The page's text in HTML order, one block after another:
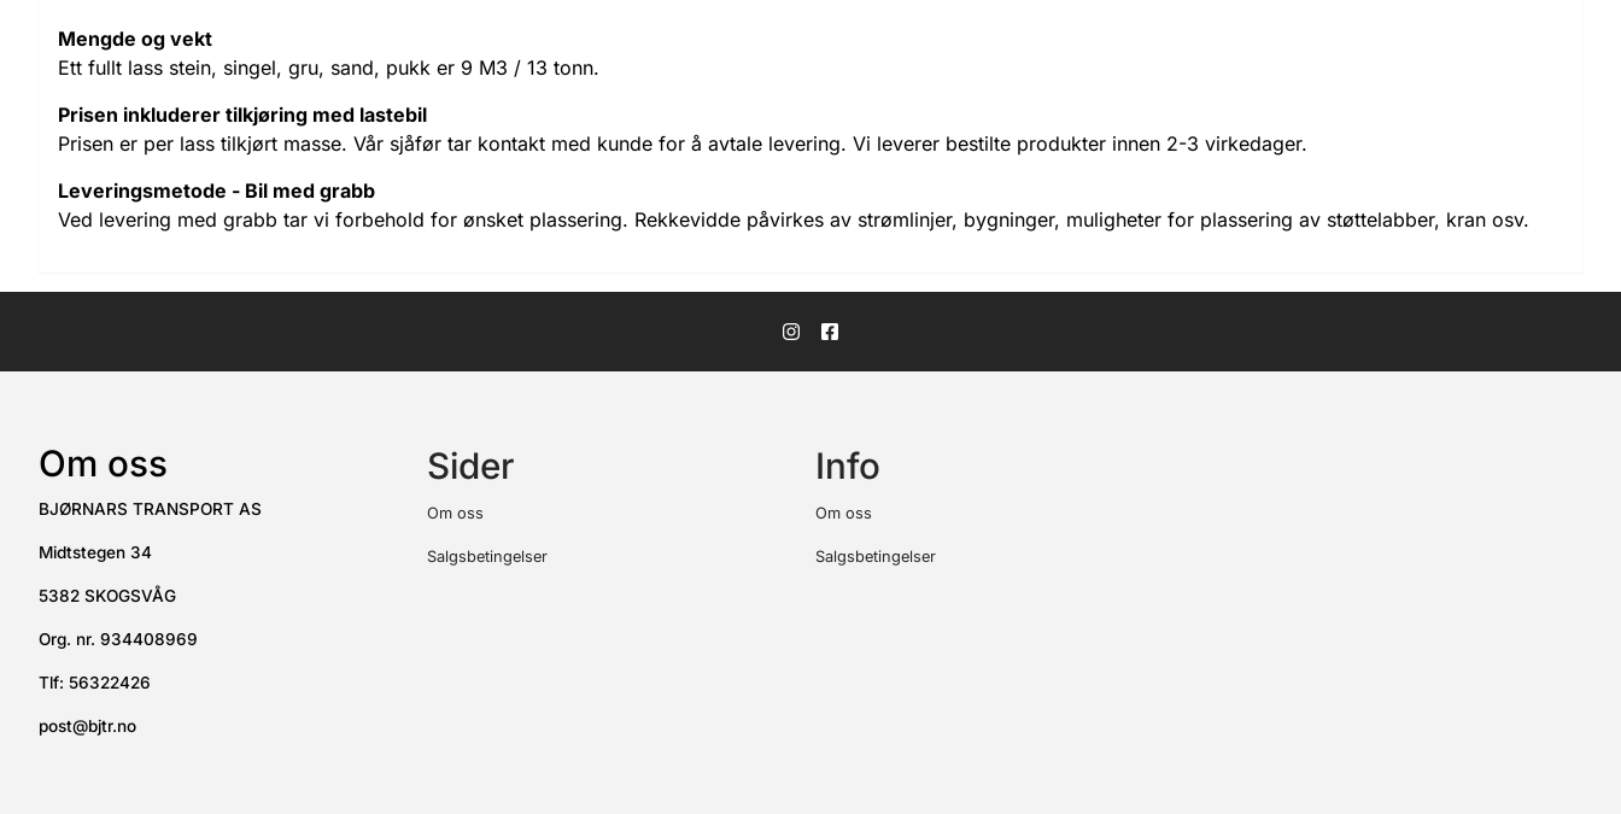
Mengde og vekt
Ett fullt lass stein, singel, gru, sand, pukk er 9 M3 / 13 tonn.
Prisen inkluderer tilkjøring med lastebil
Prisen er per lass tilkjørt masse. Vår sjåfør tar kontakt med kunde for å avtale levering. Vi leverer bestilte produkter innen 2-3 virkedager.
Leveringsmetode - Bil med grabb
Ved levering med grabb tar vi forbehold for ønsket plassering. Rekkevidde påvirkes av strømlinjer, bygninger, muligheter for plassering av støttelabber, kran osv.
Om oss
BJØRNARS TRANSPORT AS
Midtstegen 34
5382 SKOGSVÅG
Org. nr. 934408969
Tlf: 56322426
post@bjtr.no
Sider
Om oss
Salgsbetingelser
Info
Om oss
Salgsbetingelser